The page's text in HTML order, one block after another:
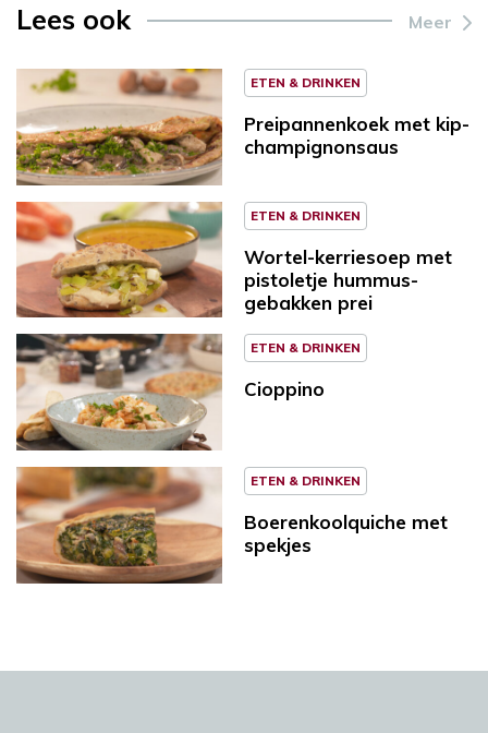
Lees ook Meer
ETEN & DRINKEN
Preipannenkoek met kip-
champignonsaus
ETEN & DRINKEN
Wortel-kerriesoep met
pistoletje hummus-
gebakken prei
ETEN & DRINKEN
Cioppino
ETEN & DRINKEN
Boerenkoolquiche met
spekjes